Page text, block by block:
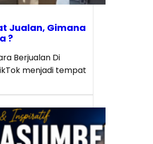
Jualan, Gimana
?
Berjualan Di
menjadi tempat